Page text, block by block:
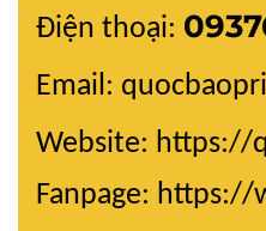
Điện thoại:
Email:
Website: https://
Fanpage: https://